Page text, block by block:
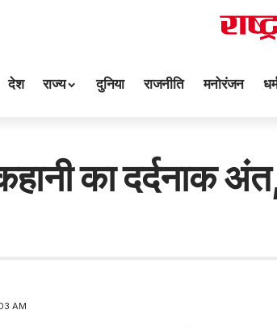
देश राज्य दुनिया राजनीति मनोरंजन
का दर्दनाक
AM